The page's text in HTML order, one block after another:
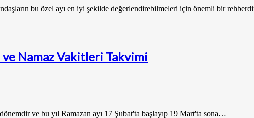
bu özel ayı en iyi şekilde değerlendirebilmeleri için önemli bir
Namaz Vakitleri Takvimi
ve bu yıl Ramazan ayı 17 Şubat'ta başlayıp 19 Mart'ta sona…